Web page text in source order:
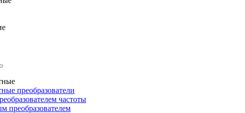
преобразователи
частоты
преобразователем